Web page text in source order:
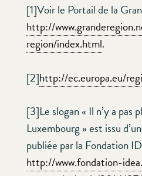
[1]Voir le Portail de la
http://
region/index.html.
[2]http://ec.europa.eu/
[3]Le slogan « Il n’y a pas
Luxembourg » est issu
publiée par la Fondation
http://www.fondation-